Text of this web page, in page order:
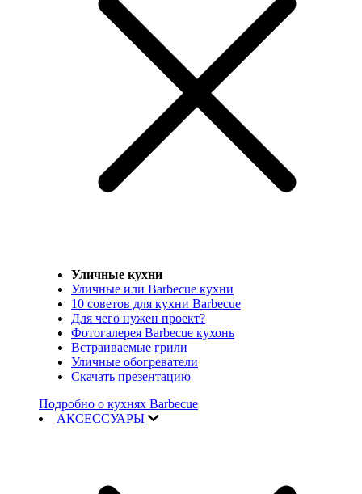
Уличные кухни
Уличные или Barbecue кухни
10 советов для кухни Barbecue
Для чего нужен проект?
Фотогалерея Barbecue кухонь
Встраиваемые грили
Уличные обогреватели
Скачать презентацию
Подробно о кухнях Barbecue
АКСЕССУАРЫ